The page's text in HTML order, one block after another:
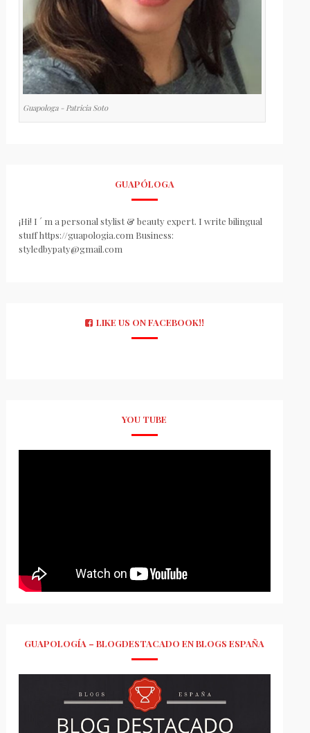
Guapologa - Patricia Soto
GUAPÓLOGA
¡Hi! I ´ m a personal stylist & beauty expert. I write bilingual
stuff https://guapologia.com Business:
styledbypaty@gmail.com
LIKE US ON FACEBOOK!!
YOU TUBE
GUAPOLOGÍA – BLOGDESTACADO EN BLOGS ESPAÑA